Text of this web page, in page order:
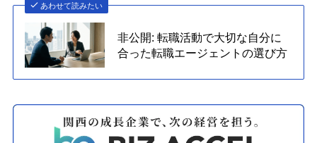
あわせて読みたい
非公開: 転職活動で大切な自分に
合った転職エージェントの選び方